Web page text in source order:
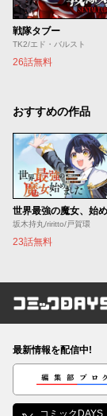
戦隊タブー
TK2/エド・バルスト
26話無料
おすすめの作品
坂木持丸/riritto/戸賀環
23話無料
コミッ
最新情報を配信中!
編集部ブログ
コミックDAYS